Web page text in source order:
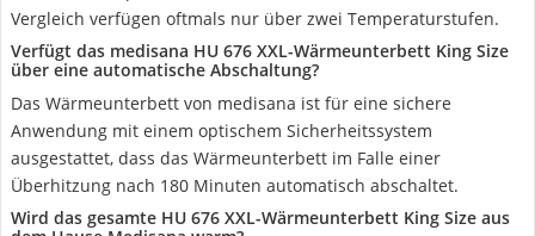
Vergleich verfügen oftmals nur über zwei Temperaturstufen.
Verfügt das medisana HU 676 XXL-Wärmeunterbett King Size
über eine automatische Abschaltung?
Das Wärmeunterbett von medisana ist für eine sichere
Anwendung mit einem optischem Sicherheitssystem
ausgestattet, dass das Wärmeunterbett im Falle einer
Überhitzung nach 180 Minuten automatisch abschaltet.
Wird das gesamte HU 676 XXL-Wärmeunterbett King Size aus